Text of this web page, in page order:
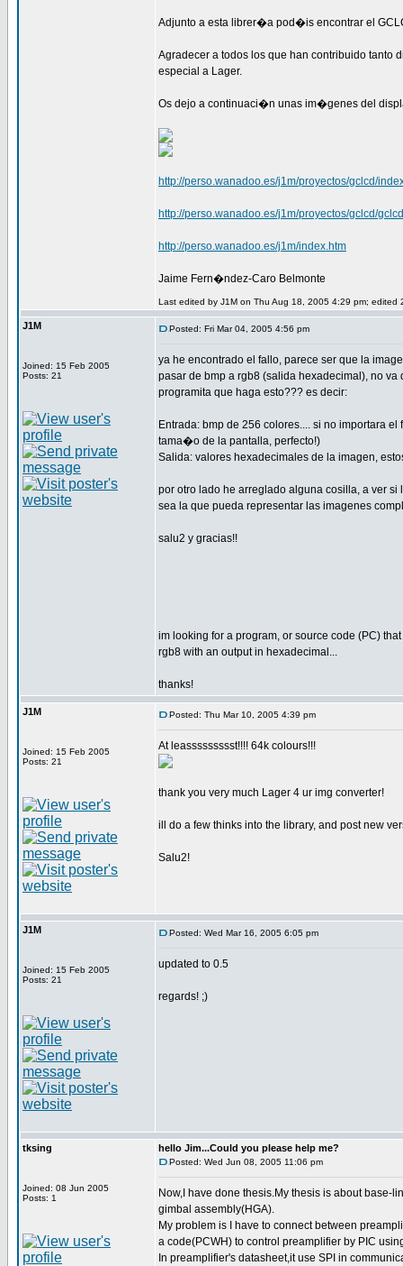
Adjunto a esta librer�a pod�is encontrar el
Agradecer a todos los que han contribuido tanto
especial a Lager.
Os dejo a continuaci�n unas im�genes del
http://perso.wanadoo.es/j1m/proyectos/gclcd/
http://perso.wanadoo.es/j1m/proyectos/gclcd/
http://perso.wanadoo.es/j1m/index.htm
Jaime Fern�ndez-Caro Belmonte
Last edited by J1M on Thu Aug 18, 2005 4:29 pm; edited
J1M
Joined: 15 Feb 2005
Posts: 21
Posted: Fri Mar 04, 2005 4:56 pm
ya he encontrado el fallo, parece ser que la
pasar de bmp a rgb8 (salida hexadecimal), no
programita que haga esto??? es decir:
Entrada: bmp de 256 colores.... si no importara
tama�o de la pantalla, perfecto!)
Salida: valores hexadecimales de la imagen,
por otro lado he arreglado alguna cosilla, a ver
sea la que pueda representar las imagenes
salu2 y gracias!!
im looking for a program, or source code (PC)
rgb8 with an output in hexadecimal...
thanks!
J1M
Joined: 15 Feb 2005
Posts: 21
Posted: Thu Mar 10, 2005 4:39 pm
At leassssssssst!!!! 64k colours!!!
thank you very much Lager 4 ur img converter!
ill do a few thinks into the library, and post new
Salu2!
J1M
Joined: 15 Feb 2005
Posts: 21
Posted: Wed Mar 16, 2005 6:05 pm
updated to 0.5
regards! ;)
tksing
Joined: 08 Jun 2005
Posts: 1
hello Jim...Could you please help me?
Posted: Wed Jun 08, 2005 11:06 pm
Now,I have done thesis.My thesis is about base-
gimbal assembly(HGA).
My problem is I have to connect between
a code(PCWH) to control preamplifier by PIC
In preamplifier's datasheet,it use SPI in